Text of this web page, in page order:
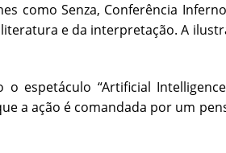
como Senza, Conferência
e da interpretação. A
espetáculo “Artificial
a ação é comandada por um